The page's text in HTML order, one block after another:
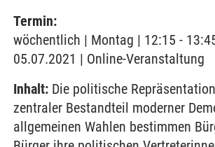
Termin:
wöchentlich | Montag | 12:15 -
05.07.2021 | Online-Veranstaltung
Inhalt: Die politische
zentraler Bestandteil moderner
allgemeinen Wahlen bestimmen